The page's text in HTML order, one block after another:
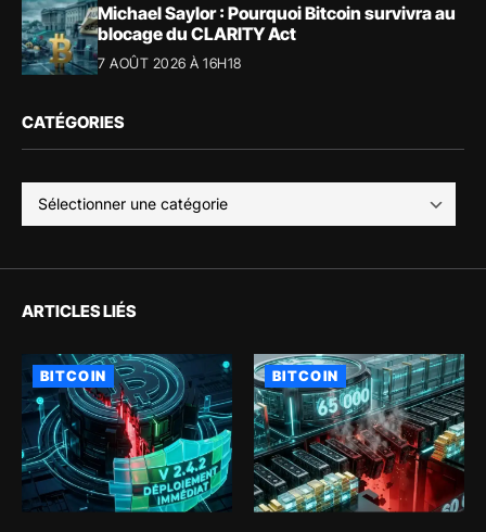
Michael Saylor : Pourquoi Bitcoin survivra au
blocage du CLARITY Act
7 AOÛT 2026 À 16H18
CATÉGORIES
ARTICLES LIÉS
BITCOIN BITCOIN